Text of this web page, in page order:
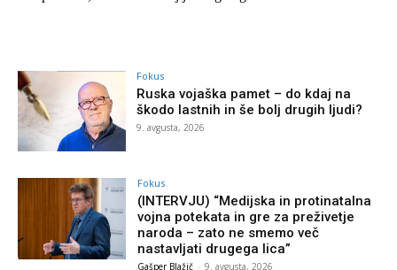
Fokus
Ruska vojaška pamet – do kdaj na
škodo lastnih in še bolj drugih ljudi?
9. avgusta, 2026
Fokus
(INTERVJU) “Medijska in protinatalna
vojna potekata in gre za preživetje
naroda – zato ne smemo več
nastavljati drugega lica”
Gašper Blažič - 9. avgusta, 2026